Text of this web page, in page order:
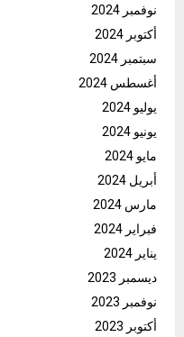
نوفمبر 2024
أكتوبر 2024
سبتمبر 2024
أغسطس 2024
يوليو 2024
يونيو 2024
مايو 2024
أبريل 2024
مارس 2024
فبراير 2024
يناير 2024
ديسمبر 2023
نوفمبر 2023
أكتوبر 2023